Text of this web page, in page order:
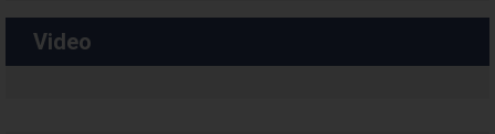
Video